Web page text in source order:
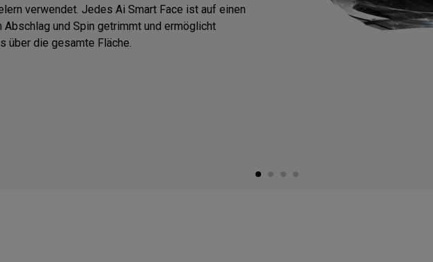
verwendet. Jedes Ai Smart Face ist auf einen
Abschlag und Spin getrimmt und ermöglicht
über die gesamte Fläche.